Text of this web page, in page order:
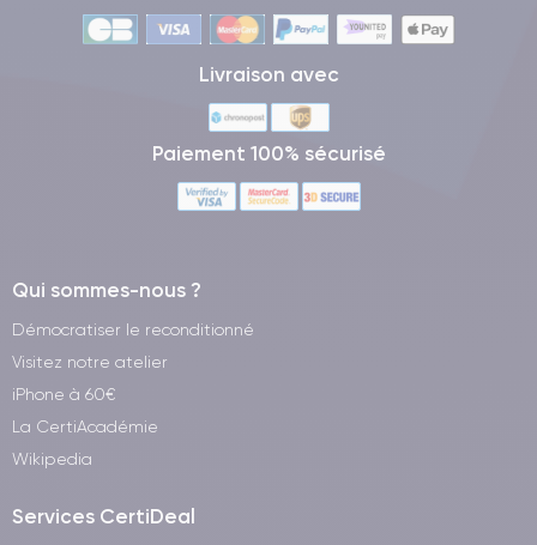
Livraison avec
Paiement 100% sécurisé
Qui sommes-nous ?
Démocratiser le reconditionné
Visitez notre atelier
iPhone à 60€
La CertiAcadémie
Wikipedia
Services CertiDeal